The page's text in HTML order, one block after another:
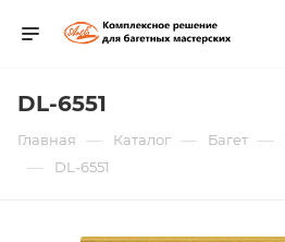
DL-6551
Главная — Каталог — Багет —
— DL-6551